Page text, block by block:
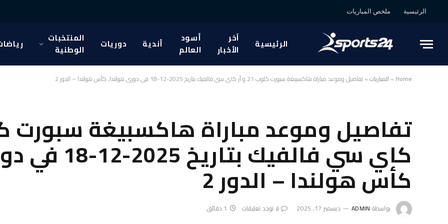
الرئيسية ملخص المباريات
الرئيسية
آخر
الأخبار
أسود
العالم
أندية دوريات
المنتخبات
الوطنية
Home
» المباريات»تفاصيل وموعد مباراة هاكسبيغة سبورت كلوب 21 و آر كاي سي فالفيك بتاريخ 2025-12-18 في دوري هولندا, كأس هولندا – الدور 2
كاي سي فالفيك
كأس هولندا – الدور 2
بواسطة ADMIN ديسمبر 17, 2025 لا توجد تعليقات 1 دقائق